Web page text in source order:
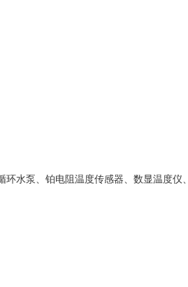
环水泵、铂电阻温度传感器、 数显温度仪、